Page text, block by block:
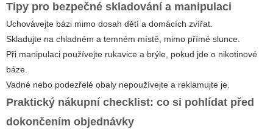
Tipy pro bezpečné skladování a manipulaci
Uchovávejte bázi mimo dosah dětí a domácích zvířat.
Skladujte na chladném a temném místě, mimo přímé slunce.
Při manipulaci používejte rukavice a brýle, pokud jde o nikotinové
báze.
Vadné nebo podezřelé obaly nepoužívejte a reklamujte je.
Praktický nákupní checklist: co si pohlídat před
dokončením objednávky